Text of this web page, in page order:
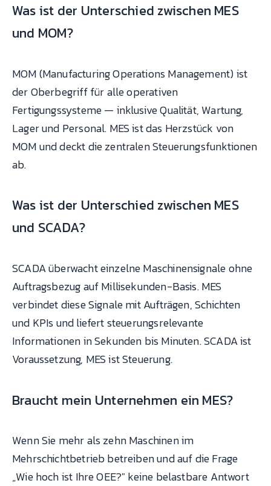
Was ist der Unterschied zwischen MES
und MOM?
MOM (Manufacturing Operations Management) ist
der Oberbegriff für alle operativen
Fertigungssysteme — inklusive Qualität, Wartung,
Lager und Personal. MES ist das Herzstück von
MOM und deckt die zentralen Steuerungsfunktionen
ab.
Was ist der Unterschied zwischen MES
und SCADA?
SCADA überwacht einzelne Maschinensignale ohne
Auftragsbezug auf Millisekunden-Basis. MES
verbindet diese Signale mit Aufträgen, Schichten
und KPIs und liefert steuerungsrelevante
Informationen in Sekunden bis Minuten. SCADA ist
Voraussetzung, MES ist Steuerung.
Braucht mein Unternehmen ein MES?
Wenn Sie mehr als zehn Maschinen im
Mehrschichtbetrieb betreiben und auf die Frage
„Wie hoch ist Ihre OEE?" keine belastbare Antwort